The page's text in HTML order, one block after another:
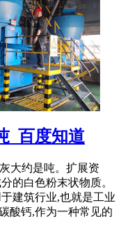
_百度知道
大约是吨。扩展资
的白色粉末状物质。
建筑行业,也就是工业
酸钙,作为一种常见的